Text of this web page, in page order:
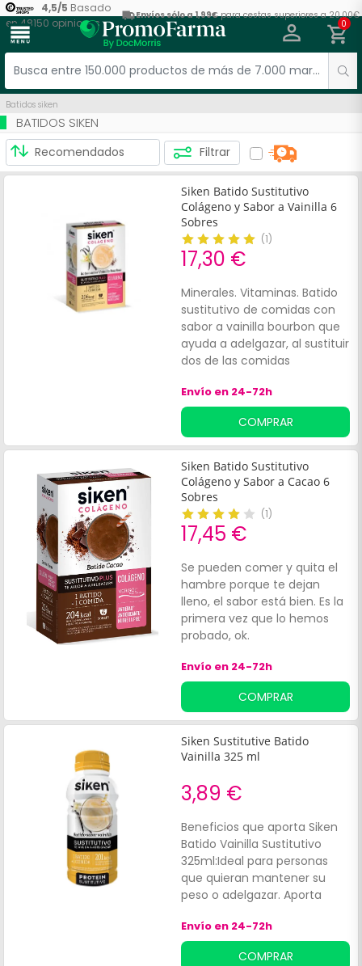
4,5/5 Basado
en48150 opiniones
Envíos sólo a 1,99€para cestas superiores a 20,00€
menu 0
Batidos siken
BATIDOS SIKEN
Filtrar
Siken Batido Sustitutivo
Colágeno y Sabor a Vainilla 6
Sobres
(1)
17,30 €
Minerales. Vitaminas. Batido
sustitutivo de comidas con
sabor a vainilla bourbon que
ayuda a adelgazar, al sustituir
dos de las comidas
batido bajo en calorías. Este
batido contiene:Colágeno.
Envío en 24-72h
COMPRAR
Siken Batido Sustitutivo
Colágeno y Sabor a Cacao 6
Sobres
(1)
17,45 €
Se pueden comer y quita el
hambre porque te dejan
lleno, el sabor está bien. Es la
primera vez que lo hemos
probado, ok.
Envío en 24-72h
COMPRAR
Siken Sustitutive Batido
Vainilla 325 ml
3,89 €
Beneficios que aporta Siken
Batido Vainilla Sustitutivo
325ml:Ideal para personas
que quieran mantener su
peso o adelgazar. Aporta
necesarios para nuestro
organismo.
Envío en 24-72h
COMPRAR